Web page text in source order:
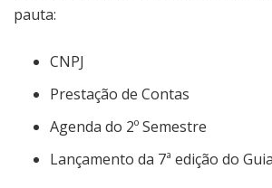
pauta:
CNPJ
Prestação de Contas
Agenda do 2º Semestre
Lançamento da 7ª edição do Guia